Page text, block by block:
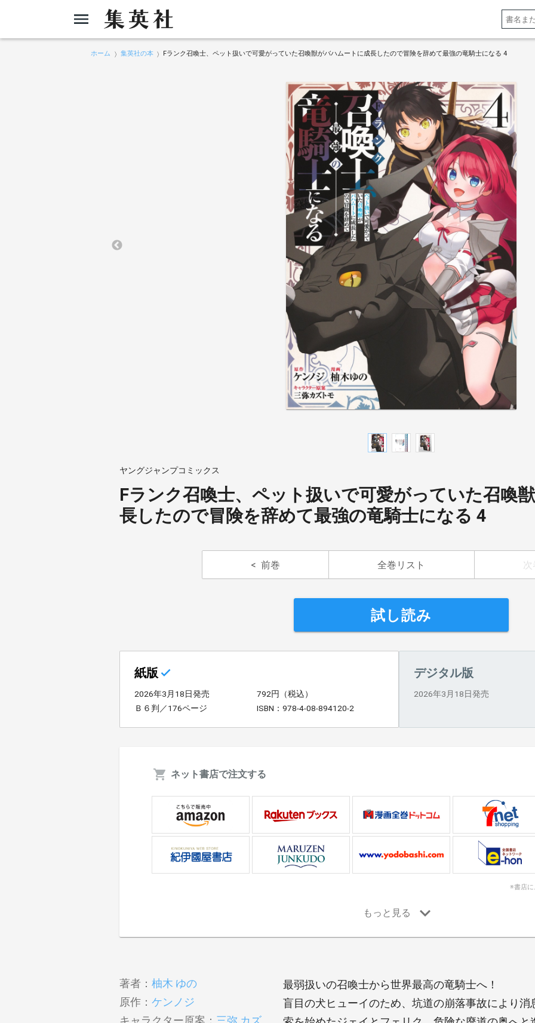
ホーム 集英社の本 Fランク召喚士、ペット扱いで可愛がっていた召喚獣がバハムートに成長したので冒険を辞めて最強の竜騎士になる 4
ヤングジャンプコミックス
Fランク召喚士、ペット扱いで可愛がっていた召喚
長したので冒険を辞めて最強の竜騎士になる 4
前巻 全巻リスト 次
試し読み
紙版
2026年3月18日発売
792円（税込）
Ｂ６判／176ページ
ISBN：978-4-08-894120-2
デジタル版
2026年3月18日発売
ネット書店で注文する
※書店に
著者： 柚木 ゆの
原作： ケンノジ
キャラクター原案： 三弥 カズ
最弱扱いの召喚士から世界最高の竜騎士へ！
盲目の犬ヒューイのため、坑道の崩落事故により